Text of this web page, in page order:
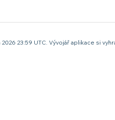
2026 23:59 UTC. Vývojář aplikace si